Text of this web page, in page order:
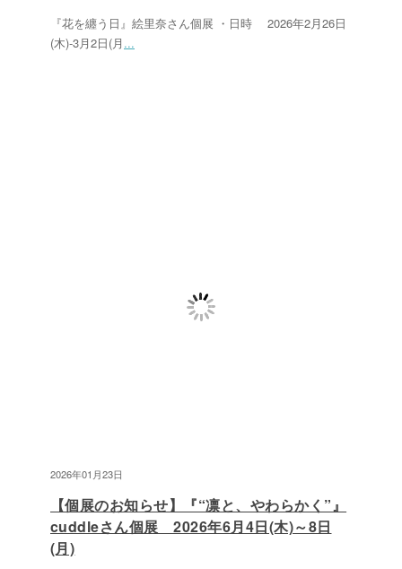
『花を纏う日』絵里奈さん個展 ・日時 2026年2月26日
(木)-3月2日(月 ...
2026年01月23日
【個展のお知らせ】『“凛と、やわらかく”』
cuddleさん個展 2026年6月4日(木)～8日
(月)